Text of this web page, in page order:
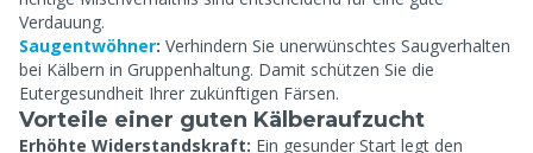
Verdauung.
Saugentwöhner: Verhindern Sie unerwünschtes Saugverhalten
bei Kälbern in Gruppenhaltung. Damit schützen Sie die
Eutergesundheit Ihrer zukünftigen Färsen.
Vorteile einer guten Kälberaufzucht
Erhöhte Widerstandskraft: Ein gesunder Start legt den